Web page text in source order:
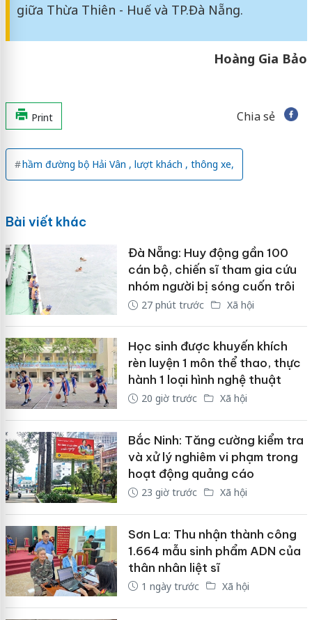
giữa Thừa Thiên - Huế và TP.Đà Nẵng.
Hoàng Gia Bảo
Print Chia sẻ
hầm đường bộ Hải Vân , lượt khách , thông xe,
Bài viết khác
Đà Nẵng: Huy động gần 100
cán bộ, chiến sĩ tham gia cứu
nhóm người bị sóng cuốn trôi
27 phút trước Xã hội
Học sinh được khuyến khích
rèn luyện 1 môn thể thao, thực
hành 1 loại hình nghệ thuật
20 giờ trước Xã hội
Bắc Ninh: Tăng cường kiểm tra
và xử lý nghiêm vi phạm trong
hoạt động quảng cáo
23 giờ trước Xã hội
Sơn La: Thu nhận thành công
1.664 mẫu sinh phẩm ADN của
thân nhân liệt sĩ
1 ngày trước Xã hội